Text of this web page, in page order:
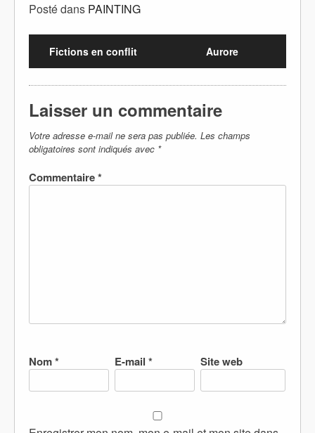
Posté dans PAINTING
Fictions en conflit Aurore
Laisser un commentaire
Votre adresse e-mail ne sera pas publiée. Les champs
obligatoires sont indiqués avec *
Commentaire*
Nom* E-mail * Site web